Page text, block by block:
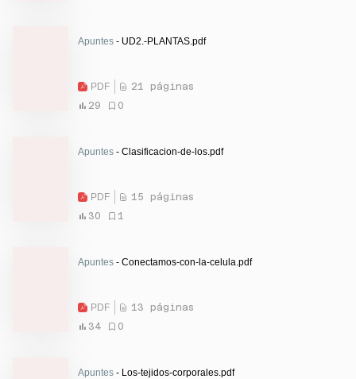
Apuntes - UD2.-PLANTAS.pdf
PDF
21 páginas
29
0
Apuntes - Clasificacion-de-los.pdf
PDF
15 páginas
30
1
Apuntes - Conectamos-con-la-celula.pdf
PDF
13 páginas
34
0
Apuntes - Los-tejidos-corporales.pdf